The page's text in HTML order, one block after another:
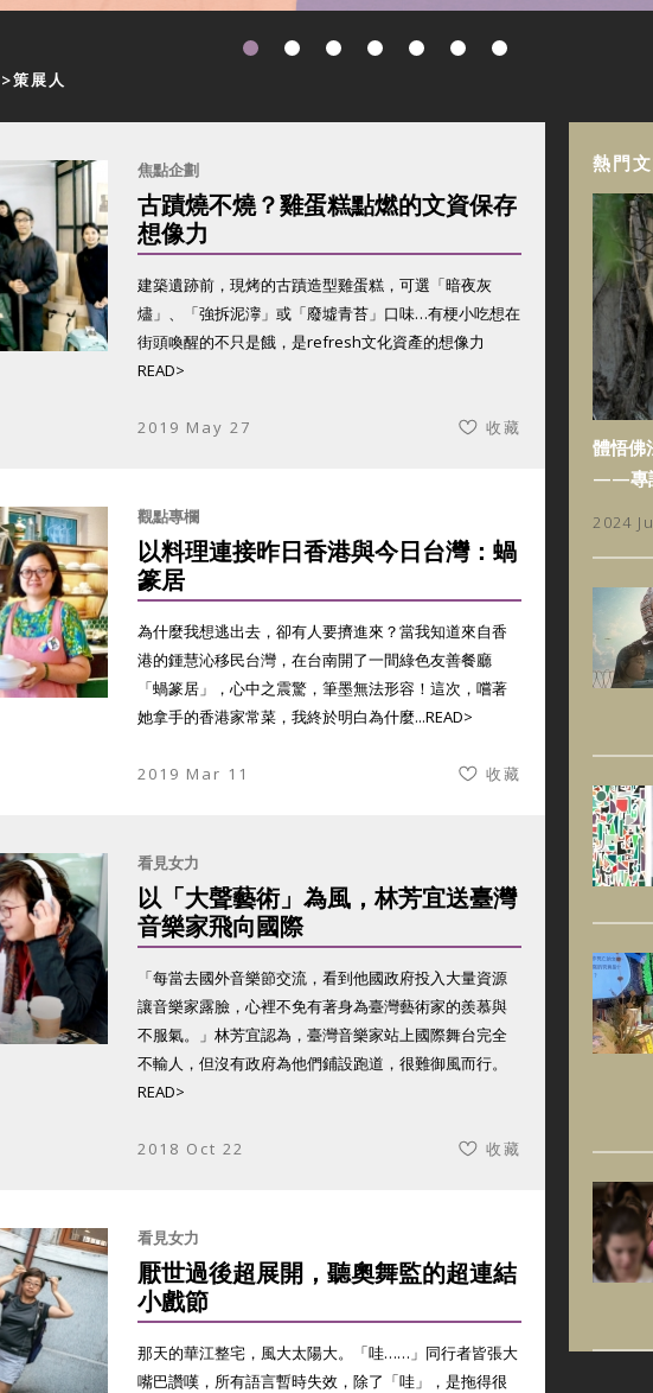
策展人
焦點企劃
古蹟燒不燒？雞蛋糕點燃的文資保存
想像力
建築遺跡前，現烤的古蹟造型雞蛋糕，可選「暗夜灰
燼」、「強拆泥濘」或「廢墟青苔」口味…有梗小吃想在
街頭喚醒的不只是餓，是refresh文化資產的想像力
READ>
2019 May 27 收藏
觀點專欄
以料理連接昨日香港與今日台灣：蝸
篆居
為什麼我想逃出去，卻有人要擠進來？當我知道來自香
港的鍾慧沁移民台灣，在台南開了一間綠色友善餐廳
「蝸篆居」，心中之震驚，筆墨無法形容！這次，嚐著
她拿手的香港家常菜，我終於明白為什麼...READ>
2019 Mar 11 收藏
看見女力
以「大聲藝術」為風，林芳宜送臺灣
音樂家飛向國際
「每當去國外音樂節交流，看到他國政府投入大量資源
讓音樂家露臉，心裡不免有著身為臺灣藝術家的羨慕與
不服氣。」林芳宜認為，臺灣音樂家站上國際舞台完全
不輸人，但沒有政府為他們鋪設跑道，很難御風而行。
READ>
2018 Oct 22 收藏
看見女力
厭世過後超展開，聽奧舞監的超連結
小戲節
那天的華江整宅，風大太陽大。「哇……」同行者皆張大
嘴巴讚嘆，所有語言暫時失效，除了「哇」，是拖得很
熱門
體悟佛
——專
2024